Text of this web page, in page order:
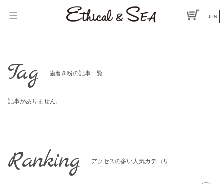
JPN
Tag 歯磨き粉の記事一覧
記事がありません。
Ranking アクセスの多い人気カテゴリ